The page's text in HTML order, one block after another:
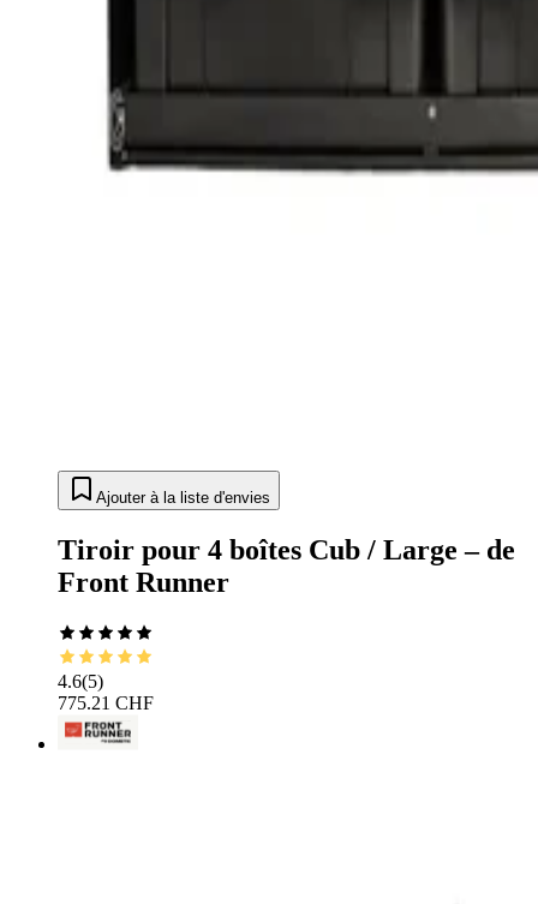
Ajouter à la liste d'envies
Tiroir pour 4 boîtes Cub / Large – de
Front Runner
4.6(5)
775.21 CHF